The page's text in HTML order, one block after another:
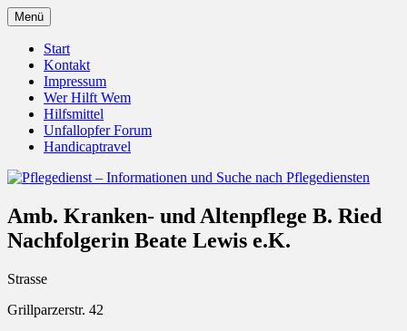
Zum
Inhalt
springen
Pflegedienst – Informationen
und Suche nach Pflegediensten
Unfallopfer – Hilfswerk
Menü
Start
Kontakt
Impressum
Wer Hilft Wem
Hilfsmittel
Unfallopfer Forum
Handicaptravel
Amb. Kranken- und Altenpflege B. Ried
Nachfolgerin Beate Lewis e.K.
Strasse
Grillparzerstr. 42